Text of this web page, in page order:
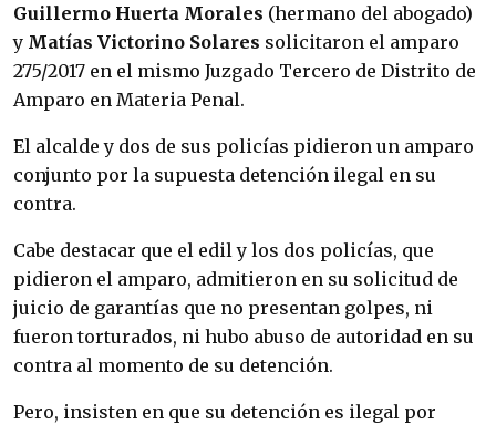
Guillermo Huerta Morales (hermano del abogado)
y Matías Victorino Solares solicitaron el amparo
275/2017 en el mismo Juzgado Tercero de Distrito de
Amparo en Materia Penal.
El alcalde y dos de sus policías pidieron un amparo
conjunto por la supuesta detención ilegal en su
contra.
Cabe destacar que el edil y los dos policías, que
pidieron el amparo, admitieron en su solicitud de
juicio de garantías que no presentan golpes, ni
fueron torturados, ni hubo abuso de autoridad en su
contra al momento de su detención.
Pero, insisten en que su detención es ilegal por